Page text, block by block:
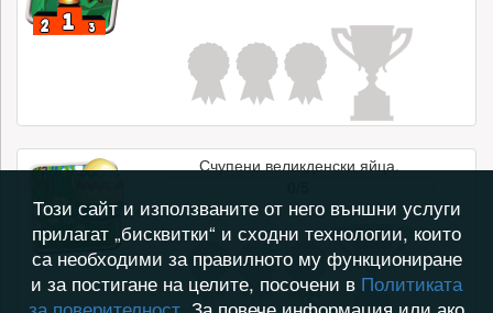
Счупени великденски яйца.
Този сайт и използваните от него външни услуги
прилагат „бисквитки“ и сходни технологии, които
са необходими за правилното му функциониране
и за постигане на целите, посочени в Политиката